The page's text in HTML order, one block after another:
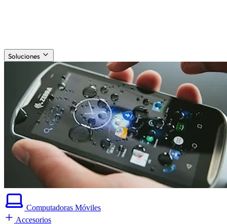
Soluciones
Computadoras Móviles
Accesorios